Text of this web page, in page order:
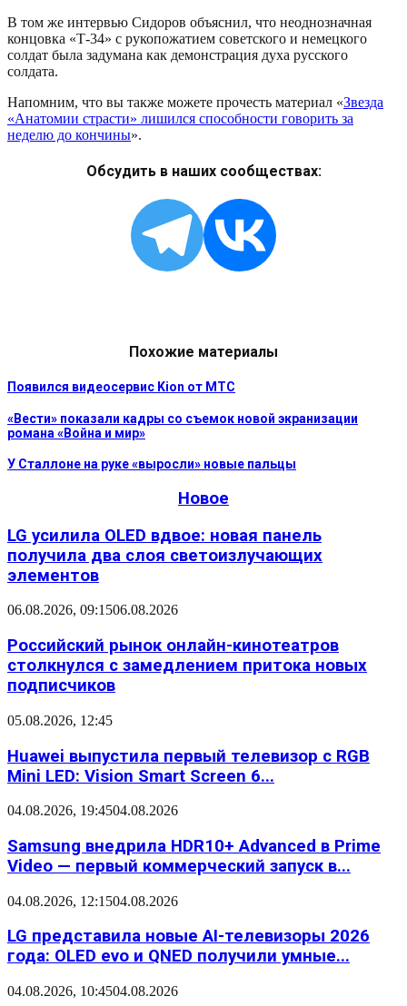
В том же интервью Сидоров объяснил, что неоднозначная
концовка «Т-34» с рукопожатием советского и немецкого
солдат была задумана как демонстрация духа русского
солдата.
Напомним, что вы также можете прочесть материал «Звезда
«Анатомии страсти» лишился способности говорить за
неделю до кончины».
Обсудить в наших сообществах:
Похожие материалы
Появился видеосервис Kion от МТС
«Вести» показали кадры со съемок новой экранизации
романа «Война и мир»
У Сталлоне на руке «выросли» новые пальцы
Новое
LG усилила OLED вдвое: новая панель
получила два слоя светоизлучающих
элементов
06.08.2026, 09:1506.08.2026
Российский рынок онлайн-кинотеатров
столкнулся с замедлением притока новых
подписчиков
05.08.2026, 12:45
Huawei выпустила первый телевизор с RGB
Mini LED: Vision Smart Screen 6...
04.08.2026, 19:4504.08.2026
Samsung внедрила HDR10+ Advanced в Prime
Video — первый коммерческий запуск в...
04.08.2026, 12:1504.08.2026
LG представила новые AI-телевизоры 2026
года: OLED evo и QNED получили умные...
04.08.2026, 10:4504.08.2026